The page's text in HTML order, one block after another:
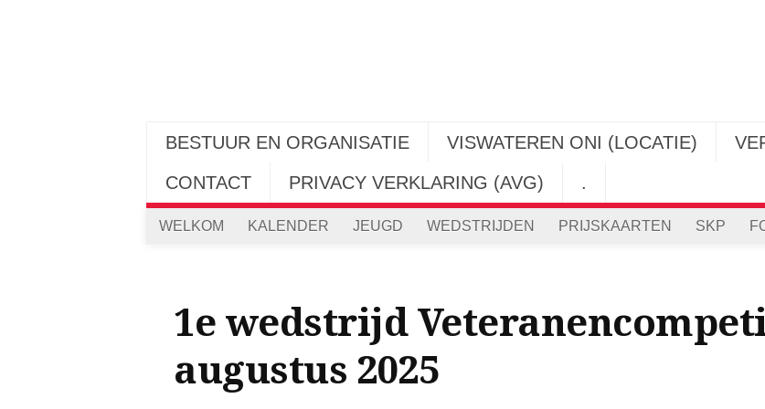
BESTUUR EN ORGANISATIE VISWATEREN ONI (LOCATIE)
CONTACT
PRIVACY VERKLARING (AVG) .
WELKOM KALENDER JEUGD WEDSTRIJDEN PRIJSKAARTEN SKP
1e wedstrijd
augustus 2025